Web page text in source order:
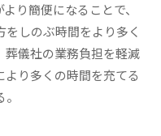
り簡便になることで、
しのぶ時間をより多く
葬儀社の業務負担を軽減
り多くの時間を充てる